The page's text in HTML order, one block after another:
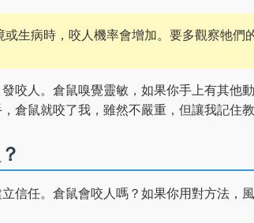
生病時，咬人機率會增加。要多觀察牠們
咬人。倉鼠嗅覺靈敏，如果你手上有其他
倉鼠就咬了我，雖然不嚴重，但讓我記住教
信任。倉鼠會咬人嗎？如果你用對方法，